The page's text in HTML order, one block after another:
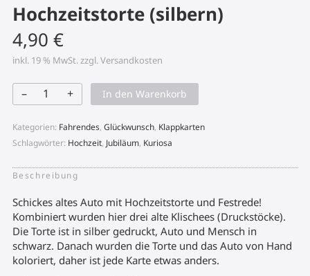
Hochzeitstorte (silbern)
4,90 €
inkl. 19 % MwSt. zzgl. Versandkosten
–
Hochzeitstorte
(silbern)
+ In den Warenkorb
Kategorien: Fahrendes, Glückwunsch, Klappkarten
Schlagwörter: Hochzeit, Jubiläum, Kuriosa
Beschreibung
Schickes altes Auto mit Hochzeitstorte und Festrede!
Kombiniert wurden hier drei alte Klischees (Druckstöcke).
Die Torte ist in silber gedruckt, Auto und Mensch in
schwarz. Danach wurden die Torte und das Auto von Hand
koloriert, daher ist jede Karte etwas anders.